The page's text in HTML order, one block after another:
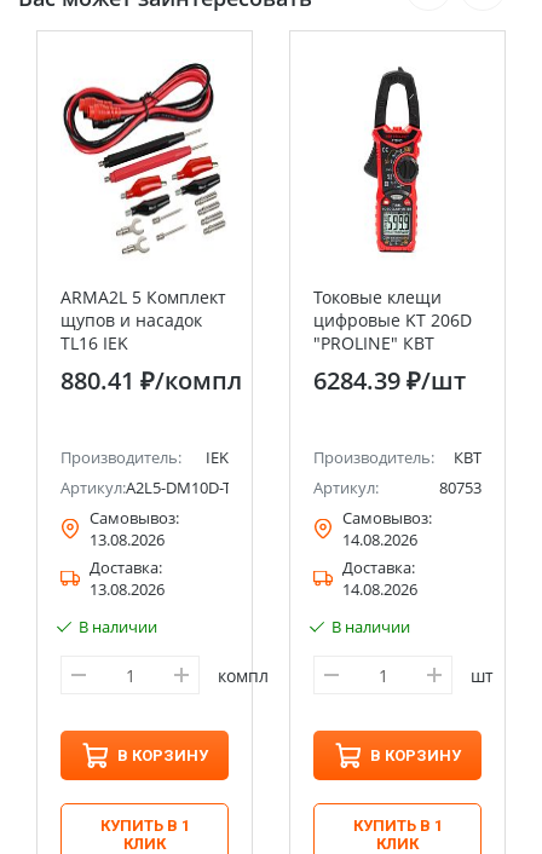
ARMA2L 5 Комплект
щупов и насадок
TL16 IEK
880.41 ₽/компл
Производитель:
IEK
Артикул:A2L5-DM10D-TL2-093-16
Самовывоз:
13.08.2026
Доставка:
13.08.2026
В наличии
компл
В КОРЗИНУ
КУПИТЬ В 1
КЛИК
Токовые клещи
цифровые KT 206D
"PROLINE" КВТ
6284.39 ₽/шт
Производитель:
КВТ
Артикул:
80753
Самовывоз:
14.08.2026
Доставка:
14.08.2026
В наличии
шт
В КОРЗИНУ
КУПИТЬ В 1
КЛИК